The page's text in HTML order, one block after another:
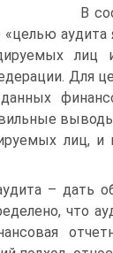
В
«целью
Для
лиц, и
–
что